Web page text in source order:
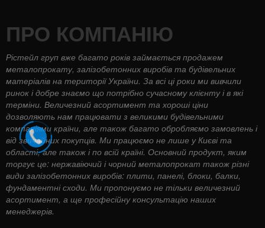
ПРО КОМПАНІЮ
Рістейл груп вже багато років займається продажем
металопрокату, залізобетонних виробів та будівельних
матеріалів на території України. За всі ці роки ми вивчили
ринок і добре знаємо що потрібно сучасному клієнту і в які
терміни. Величезний асортимент та хороші ціни
дозволяють нам працювати з великими будівельними
компаніями країни, але також багато обробляємо замовлень і
від звичайних покупців. Ми працюємо не лише у Києві та
області, але також і по всій країні. Основний продукт, яким
торгує це: нержавіючий і чорний металопрокат також різні
види залізобетонних виробів: плити, панелі, блоки, балки,
фундаментні сходи. Ми пропонуємо не тільки величезний
асортимент, а ще професійну консультацію наших
менеджерів.